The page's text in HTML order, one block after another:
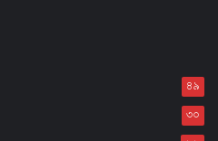
৪৯
৩০